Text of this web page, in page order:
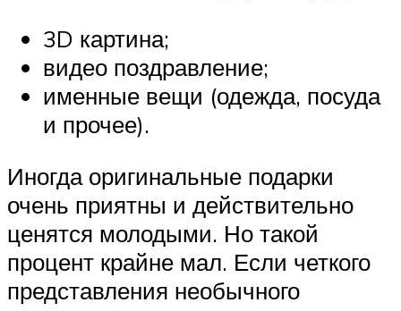
3D картина;
видео поздравление;
именные вещи (одежда, посуда
и прочее).
Иногда оригинальные подарки
очень приятны и действительно
ценятся молодыми. Но такой
процент крайне мал. Если четкого
представления необычного